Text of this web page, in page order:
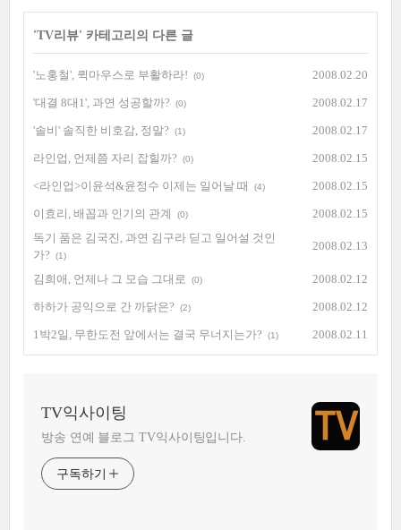
'TV리뷰' 카테고리의 다른 글
'노홍철', 퀵마우스로 부활하라! (0) 2008.02.20
'대결 8대1', 과연 성공할까? (0) 2008.02.17
'솔비' 솔직한 비호감, 정말? (1) 2008.02.17
라인업, 언제쯤 자리 잡힐까? (0) 2008.02.15
<라인업>이윤석&윤정수 이제는 일어날 때 (4) 2008.02.15
이효리, 배꼽과 인기의 관계 (0)
2008.02.15
독기 품은 김국진, 과연 김구라 딛고 일어설 것인
가?
(1)
2008.02.13
김희애, 언제나 그 모습 그대로 (0) 2008.02.12
하하가 공익으로 간 까닭은? (2) 2008.02.12
1박2일, 무한도전 앞에서는 결국 무너지는가? (1) 2008.02.11
TV익사이팅
방송 연예 블로그 TV익사이팅입니다.
구독하기